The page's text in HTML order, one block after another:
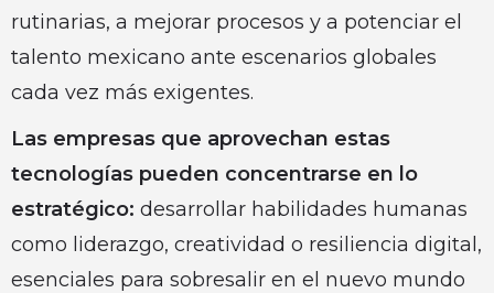
rutinarias, a mejorar procesos y a potenciar el
talento mexicano ante escenarios globales
cada vez más exigentes.
Las empresas que aprovechan estas
tecnologías pueden concentrarse en lo
estratégico: desarrollar habilidades humanas
como liderazgo, creatividad o resiliencia digital,
esenciales para sobresalir en el nuevo mundo